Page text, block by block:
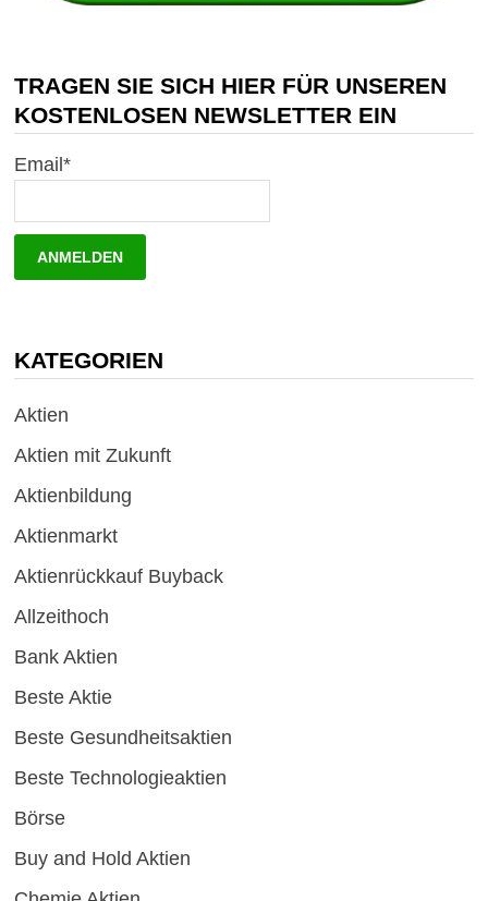
TRAGEN SIE SICH HIER FÜR UNSEREN
KOSTENLOSEN NEWSLETTER EIN
Email*
KATEGORIEN
Aktien
Aktien mit Zukunft
Aktienbildung
Aktienmarkt
Aktienrückkauf Buyback
Allzeithoch
Bank Aktien
Beste Aktie
Beste Gesundheitsaktien
Beste Technologieaktien
Börse
Buy and Hold Aktien